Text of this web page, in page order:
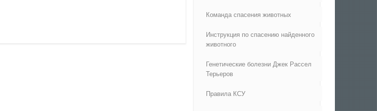
Команда спасения животных
Инструкция по спасению найденного
животного
Генетические болезни Джек Рассел
Терьеров
Правила КСУ